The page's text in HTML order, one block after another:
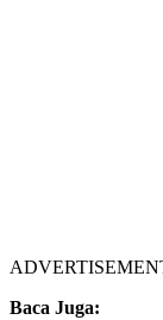
Baca Juga: